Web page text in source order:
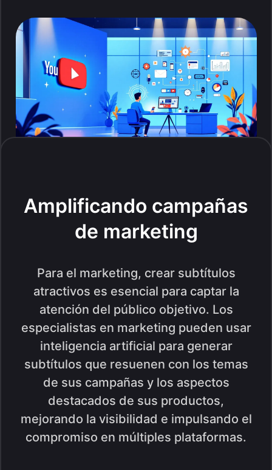
Amplificando campañas
de marketing
Para el marketing, crear subtítulos
atractivos es esencial para captar la
atención del público objetivo. Los
especialistas en marketing pueden usar
inteligencia artificial para generar
subtítulos que resuenen con los temas
de sus campañas y los aspectos
destacados de sus productos,
mejorando la visibilidad e impulsando el
compromiso en múltiples plataformas.